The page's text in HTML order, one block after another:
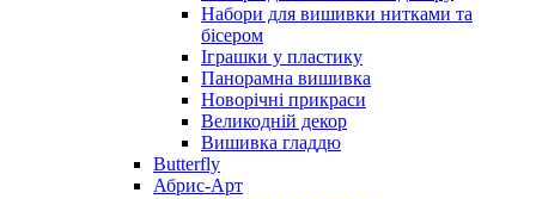
Набори для вишивки нитками та
бісером
Іграшки у пластику
Панорамна вишивка
Новорічні прикраси
Великодній декор
Вишивка гладдю
Butterfly
Абрис-Арт